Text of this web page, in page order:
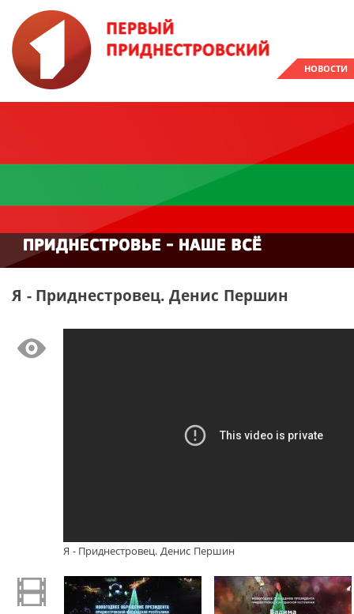
НОВОСТИ
Я - Приднестровец. Денис Першин
Я - Приднестровец. Денис Першин